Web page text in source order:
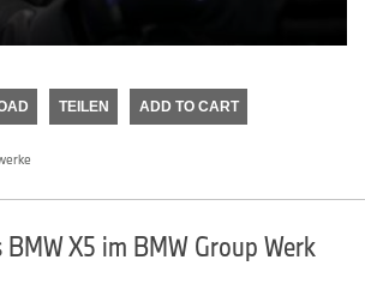
TEILEN ADD TO CART
X5 im BMW Group Werk